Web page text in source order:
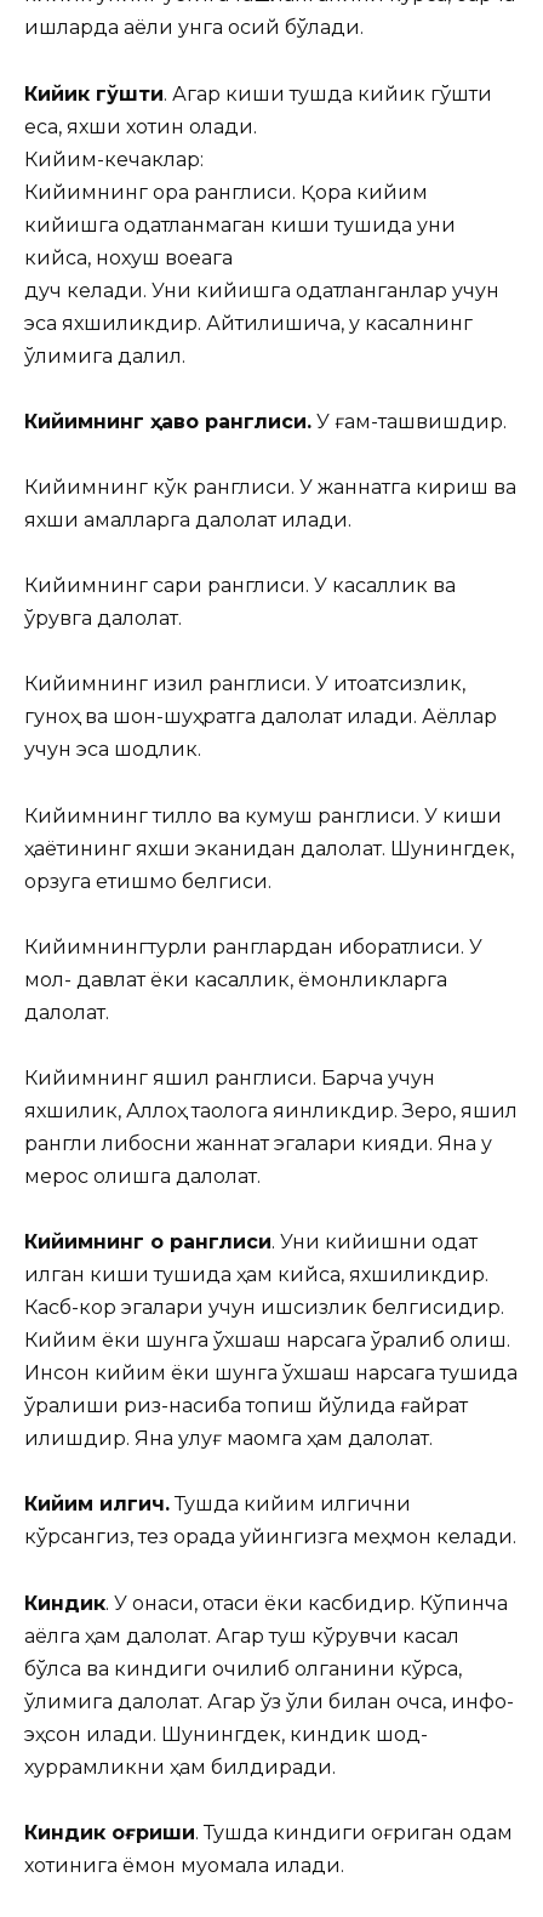
ишларда аёли унга осий бўлади.
Кийик гўшти. Агар киши тушда кийик гўшти
еса, яхши хотин олади.
Кийим-кечаклар:
Кийимнинг қора ранглиси. Қора кийим
кийишга одатланмаган киши тушида уни
кийса, нохуш воқеага
дуч келади. Уни кийишга одатланганлар учун
эса яхшиликдир. Айтилишича, у касалнинг
ўлимига далил.
Кийимнинг ҳаво ранглиси. У ғам-ташвишдир.
Кийимнинг кўк ранглиси. У жаннатга кириш ва
яхши амалларга далолат қилади.
Кийимнинг сариқ ранглиси. У касаллик ва
қўрқувга далолат.
Кийимнинг қизил ранглиси. У итоатсизлик,
гуноҳ ва шон-шуҳратга далолат қилади. Аёллар
учун эса шодлик.
Кийимнинг тилло ва кумуш ранглиси. У киши
ҳаётининг яхши эканидан далолат. Шунингдек,
орзуга етишмоқ белгиси.
Кийимнингтурли ранглардан иборатлиси. У
мол- давлат ёки касаллик, ёмонликларга
далолат.
Кийимнинг яшил ранглиси. Барча учун
яхшилик, Аллоҳ таолога яқинликдир. Зеро, яшил
рангли либосни жаннат эгалари кияди. Яна у
мерос олишга далолат.
Кийимнинг оқ ранглиси. Уни кийишни одат
қилган киши тушида ҳам кийса, яхшиликдир.
Касб-кор эгалари учун ишсизлик белгисидир.
Кийим ёки шунга ўхшаш нарсага ўралиб олиш.
Инсон кийим ёки шунга ўхшаш нарсага тушида
ўралиши ризқ-насиба топиш йўлида ғайрат
қилишдир. Яна улуғ мақомга ҳам далолат.
Кийим илгич.Тушда кийим илгични
кўрсангиз, тез орада уйингизга меҳмон келади.
Киндик. У онаси, отаси ёки касбидир. Кўпинча
аёлга ҳам далолат. Агар туш кўрувчи касал
бўлса ва киндиги очилиб қолганини кўрса,
ўлимига далолат. Агар ўз қўли билан очса, инфоқ-
эҳсон қилади. Шунингдек, киндик шод-
хуррамликни ҳам билдиради.
Киндик оғриши. Тушда киндиги оғриган одам
хотинига ёмон муомала қилади.